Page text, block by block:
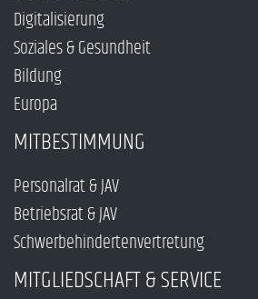
Digitalisierung
Soziales & Gesundheit
Bildung
Europa
MITBESTIMMUNG
Personalrat & JAV
Betriebsrat & JAV
Schwerbehindertenvertretung
MITGLIEDSCHAFT & SERVICE